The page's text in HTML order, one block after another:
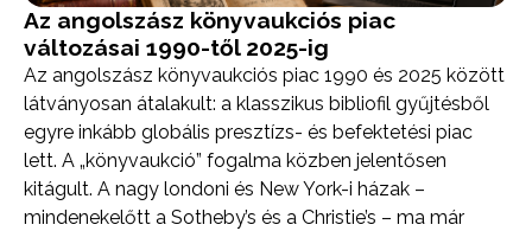
Az angolszász könyvaukciós piac
változásai 1990-től 2025-ig
Az angolszász könyvaukciós piac 1990 és 2025 között
látványosan átalakult: a klasszikus bibliofil gyűjtésből
egyre inkább globális presztízs- és befektetési piac
lett. A „könyvaukció” fogalma közben jelentősen
kitágult. A nagy londoni és New York-i házak –
mindenekelőtt a Sotheby’s és a Christie’s – ma már